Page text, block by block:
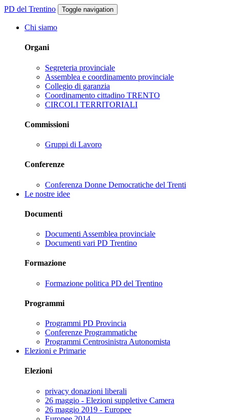
PD del Trentino Toggle navigation
Chi siamo
Organi
Segreteria provinciale
Assemblea e coordinamento provinciale
Collegio di garanzia
Coordinamento cittadino TRENTO
CIRCOLI TERRITORIALI
Commissioni
Gruppi di Lavoro
Conferenze
Conferenza Donne Democratiche del Trenti
Le nostre idee
Documenti
Documenti Assemblea provinciale
Documenti vari PD Trentino
Formazione
Formazione politica PD del Trentino
Programmi
Programmi PD Provincia
Conferenze Programmatiche
Programmi Centrosinistra Autonomista
Elezioni e Primarie
Elezioni
privacy donazioni liberali
26 maggio - Elezioni suppletive Camera
26 maggio 2019 - Europee